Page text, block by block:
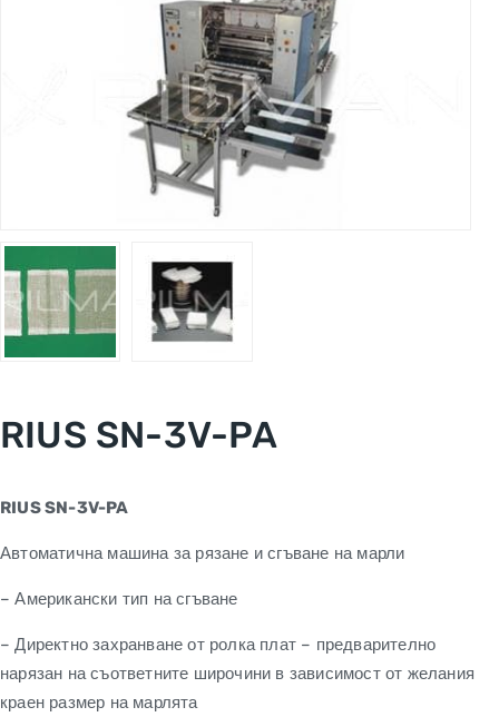
RIUS SN-3V-PA
RIUS SN-3V-PA
Автоматична машина за рязане и сгъване на марли
– Американски тип на сгъване
– Директно захранване от ролка плат – предварително
нарязан на съответните широчини в зависимост от желания
краен размер на марлята